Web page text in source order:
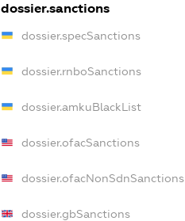
dossier.sanctions
dossier.specSanctions
dossier.rnboSanctions
dossier.amkuBlackList
dossier.ofacSanctions
dossier.ofacNonSdnSanctions
dossier.gbSanctions